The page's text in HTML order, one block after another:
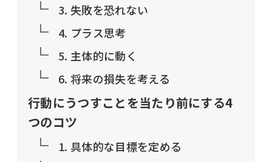
3. 失敗を恐れない
4. プラス思考
5. 主体的に動く
6. 将来の損失を考える
行動にうつすことを当たり前にする4
つのコツ
1. 具体的な目標を定める